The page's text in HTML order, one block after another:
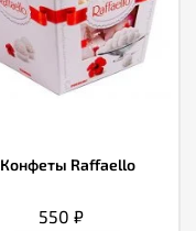
Конфеты Raffaello
550 ₽